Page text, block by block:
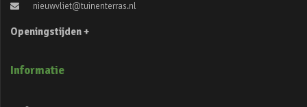
nieuwvliet@tuinenterras.nl
Openingstijden +
Informatie